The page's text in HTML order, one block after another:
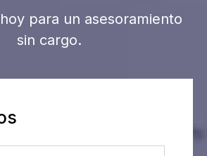
para un asesoramiento
sin cargo.